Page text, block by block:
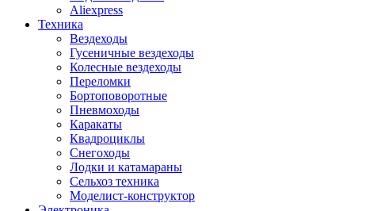
Aliexpress
Техника
Вездеходы
Гусеничные вездеходы
Колесные вездеходы
Переломки
Бортоповоротные
Пневмоходы
Каракаты
Квадроциклы
Снегоходы
Лодки и катамараны
Сельхоз техника
Моделист-конструктор